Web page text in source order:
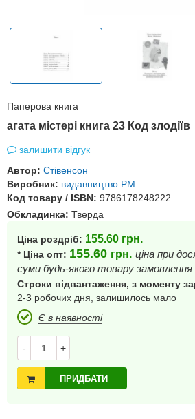
Паперова книга
агата містері книга 23 Код злодіїв
залишити відгук
Автор: Стівенсон
Виробник: видавництво РМ
Код товару / ISBN: 9786178248222
Обкладинка: Тверда
Ціна роздріб: 155.60 грн.
* Ціна опт: 155.60 грн. ціна при
суми будь-якого товару замовлення
Строки відвантаження, з моменту
2-3 робочих дня, залишилось мало
Є в наявності
- +
ПРИДБАТИ